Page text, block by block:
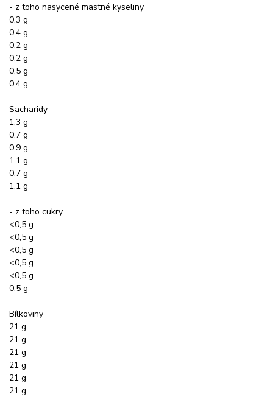
- z toho nasycené mastné kyseliny
0,3 g
0,4 g
0,2 g
0,2 g
0,5 g
0,4 g
Sacharidy
1,3 g
0,7 g
0,9 g
1,1 g
0,7 g
1,1 g
- z toho cukry
<0,5 g
<0,5 g
<0,5 g
<0,5 g
<0,5 g
0,5 g
Bílkoviny
21 g
21 g
21 g
21 g
21 g
21 g